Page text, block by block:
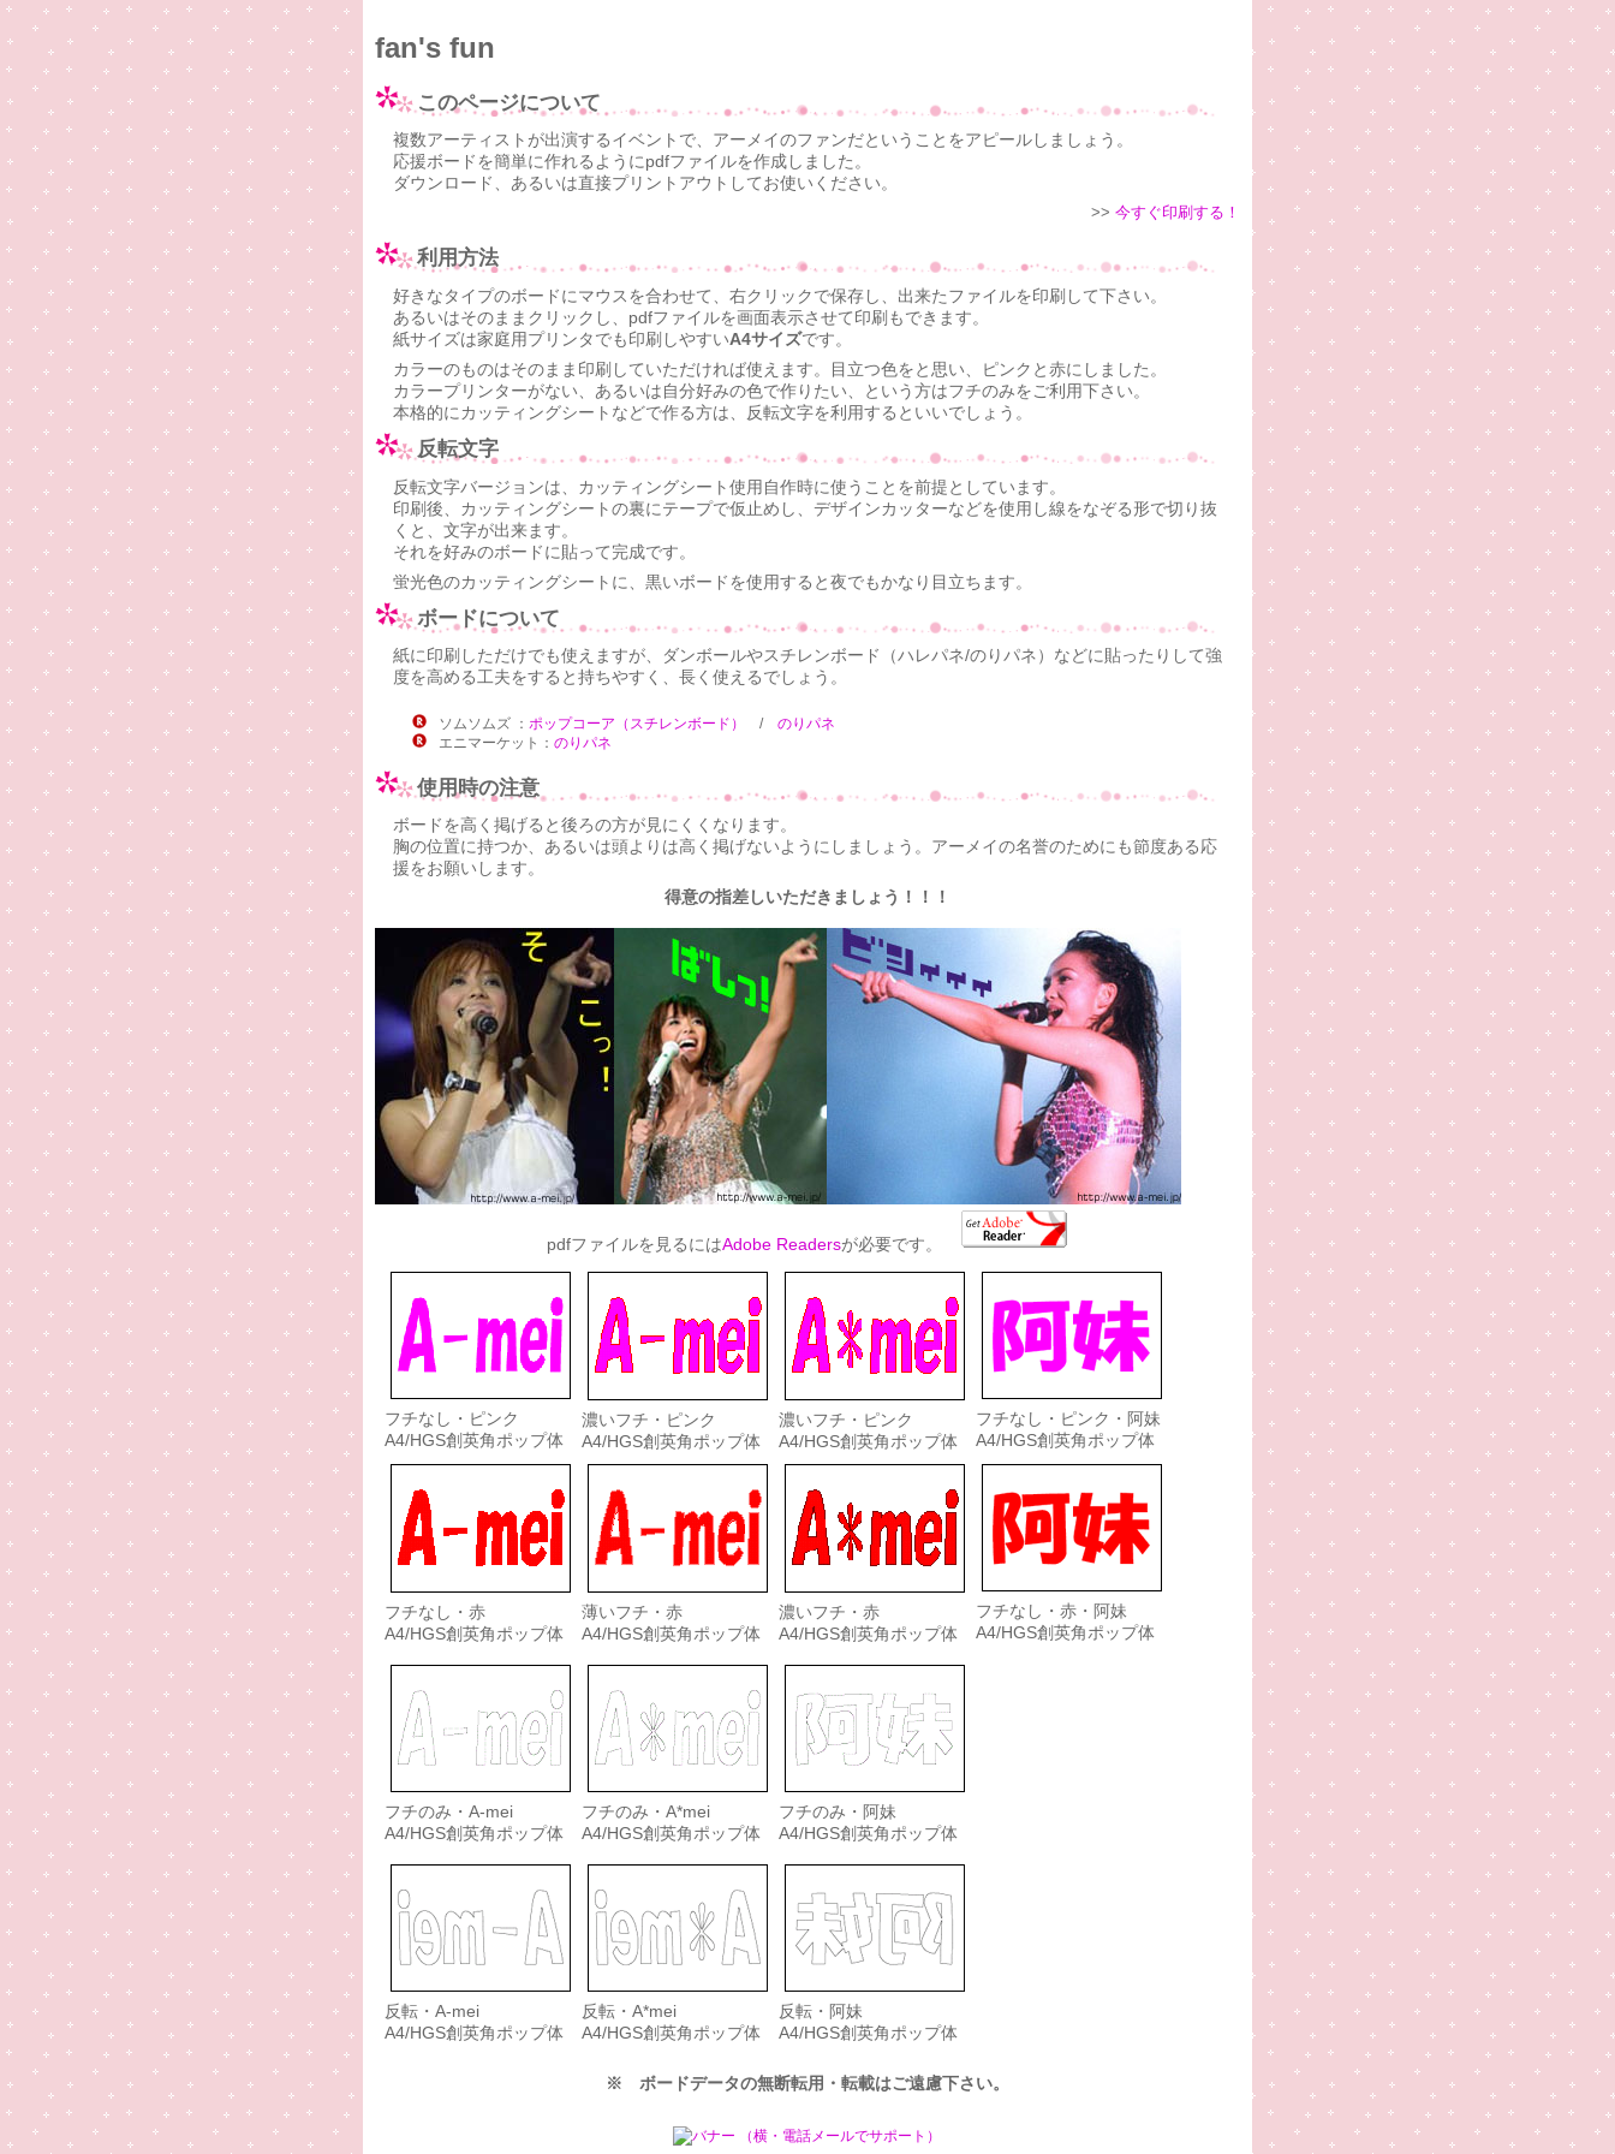
fan's fun
このページについて
複数アーティストが出演するイベントで、アーメイのファンだということをアピールしましょう。
応援ボードを簡単に作れるようにpdfファイルを作成しました。
ダウンロード、あるいは直接プリントアウトしてお使いください。
>> 今すぐ印刷する！
利用方法
好きなタイプのボードにマウスを合わせて、右クリックで保存し、出来たファイルを印刷して下さい。
あるいはそのままクリックし、pdfファイルを画面表示させて印刷もできます。
紙サイズは家庭用プリンタでも印刷しやすいA4サイズです。
カラーのものはそのまま印刷していただければ使えます。目立つ色をと思い、ピンクと赤にしました。
カラープリンターがない、あるいは自分好みの色で作りたい、という方はフチのみをご利用下さい。
本格的にカッティングシートなどで作る方は、反転文字を利用するといいでしょう。
反転文字
反転文字バージョンは、カッティングシート使用自作時に使うことを前提としています。
印刷後、カッティングシートの裏にテープで仮止めし、デザインカッターなどを使用し線をなぞる形で切り抜
くと、文字が出来ます。
それを好みのボードに貼って完成です。
蛍光色のカッティングシートに、黒いボードを使用すると夜でもかなり目立ちます。
ボードについて
紙に印刷しただけでも使えますが、ダンボールやスチレンボード（ハレパネ/のりパネ）などに貼ったりして強
度を高める工夫をすると持ちやすく、長く使えるでしょう。
ソムソムズ ： ポップコーア（スチレンボード） / のりパネ
エニマーケット： のりパネ
使用時の注意
ボードを高く掲げると後ろの方が見にくくなります。
胸の位置に持つか、あるいは頭よりは高く掲げないようにしましょう。アーメイの名誉のためにも節度ある応
援をお願いします。
得意の指差しいただきましょう！！！
pdfファイルを見るにはAdobe Readersが必要です。
フチなし・ピンク
A4/HGS創英角ポップ体
濃いフチ・ピンク
A4/HGS創英角ポップ体
濃いフチ・ピンク
A4/HGS創英角ポップ体
フチなし・ピンク・阿妹
A4/HGS創英角ポップ体
フチなし・赤
A4/HGS創英角ポップ体
薄いフチ・赤
A4/HGS創英角ポップ体
濃いフチ・赤
A4/HGS創英角ポップ体
フチなし・赤・阿妹
A4/HGS創英角ポップ体
フチのみ・A-mei
A4/HGS創英角ポップ体
フチのみ・A*mei
A4/HGS創英角ポップ体
フチのみ・阿妹
A4/HGS創英角ポップ体
反転・A-mei
A4/HGS創英角ポップ体
反転・A*mei
A4/HGS創英角ポップ体
反転・阿妹
A4/HGS創英角ポップ体
※ ボードデータの無断転用・転載はご遠慮下さい。